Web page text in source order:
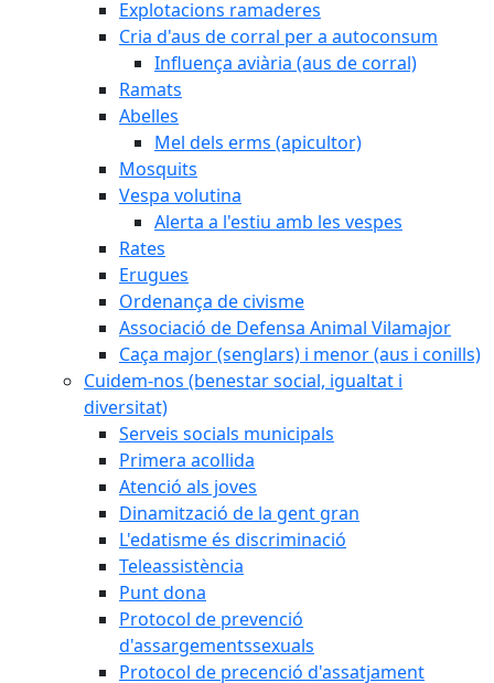
Explotacions ramaderes
Cria d'aus de corral per a autoconsum
Influença aviària (aus de corral)
Ramats
Abelles
Mel dels erms (apicultor)
Mosquits
Vespa volutina
Alerta a l'estiu amb les vespes
Rates
Erugues
Ordenança de civisme
Associació de Defensa Animal Vilamajor
Caça major (senglars) i menor (aus i conills)
Cuidem-nos (benestar social, igualtat i
diversitat)
Serveis socials municipals
Primera acollida
Atenció als joves
Dinamització de la gent gran
L'edatisme és discriminació
Teleassistència
Punt dona
Protocol de prevenció
d'assargementssexuals
Protocol de precenció d'assatjament